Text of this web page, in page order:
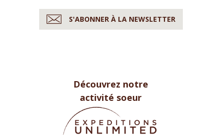
S'ABONNER À LA NEWSLETTER
Découvrez notre
activité soeur